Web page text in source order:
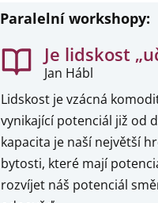
Paralelní workshopy:
Je lidskost
Jan Hábl
Lidskost je vzácná
vynikající potenciál již od
kapacita je naší největší
bytosti, které mají
rozvíjet náš potenciál